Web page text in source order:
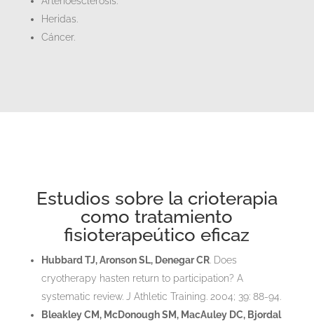
Heridas.
Cáncer.
Estudios sobre la crioterapia
como tratamiento
fisioterapeútico eficaz
Hubbard TJ, Aronson SL, Denegar CR. Does
cryotherapy hasten return to participation? A
systematic review. J Athletic Training. 2004; 39: 88-94.
Bleakley CM, McDonough SM, MacAuley DC, Bjordal